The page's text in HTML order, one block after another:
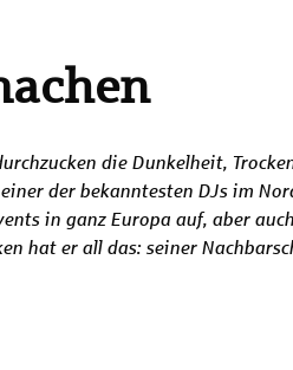
die Dunkelheit,
der bekanntesten DJs im
in ganz Europa auf, aber
hat er all das: seiner